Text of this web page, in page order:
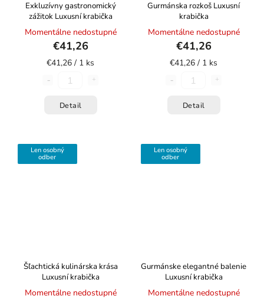
Exkluzívny gastronomický
zážitok Luxusní krabička
Momentálne nedostupné
€41,26
€41,26 / 1 ks
Detail
Gurmánska rozkoš Luxusní
krabička
Momentálne nedostupné
€41,26
€41,26 / 1 ks
Detail
Len osobný
odber
Šľachtická kulinárska krása
Luxusní krabička
Momentálne nedostupné
Len osobný
odber
Gurmánske elegantné balenie
Luxusní krabička
Momentálne nedostupné